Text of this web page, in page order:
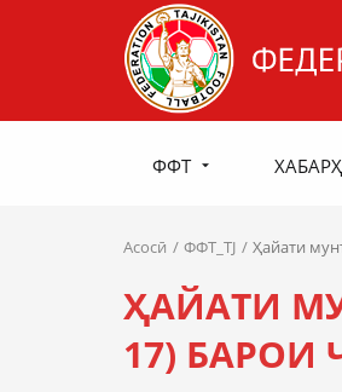
ФФТ
Асосӣ ФФТ_TJ Ҳайати
ҲАЙАТИ
17) БАРОИ